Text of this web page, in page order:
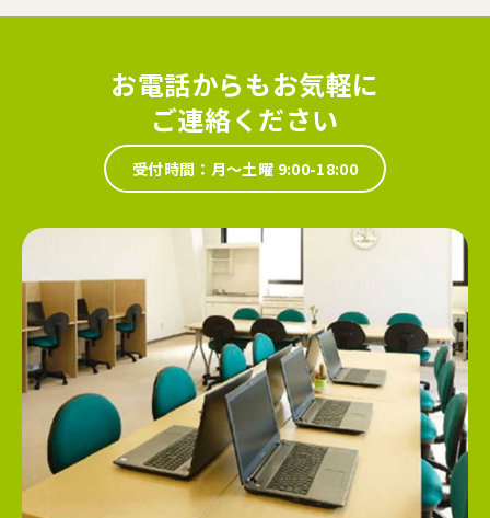
お電話からもお気軽に
ご連絡ください
受付時間：月～土曜 9:00-18:00